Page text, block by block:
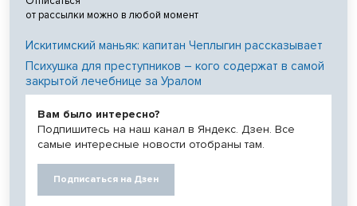
от рассылки можно в любой момент
Искитимский маньяк: капитан Чеплыгин рассказывает
Психушка для преступников – кого содержат в самой
закрытой лечебнице за Уралом
Вам было интересно?
Подпишитесь на наш канал в Яндекс. Дзен. Все
самые интересные новости отобраны там.
Подписаться на Дзен